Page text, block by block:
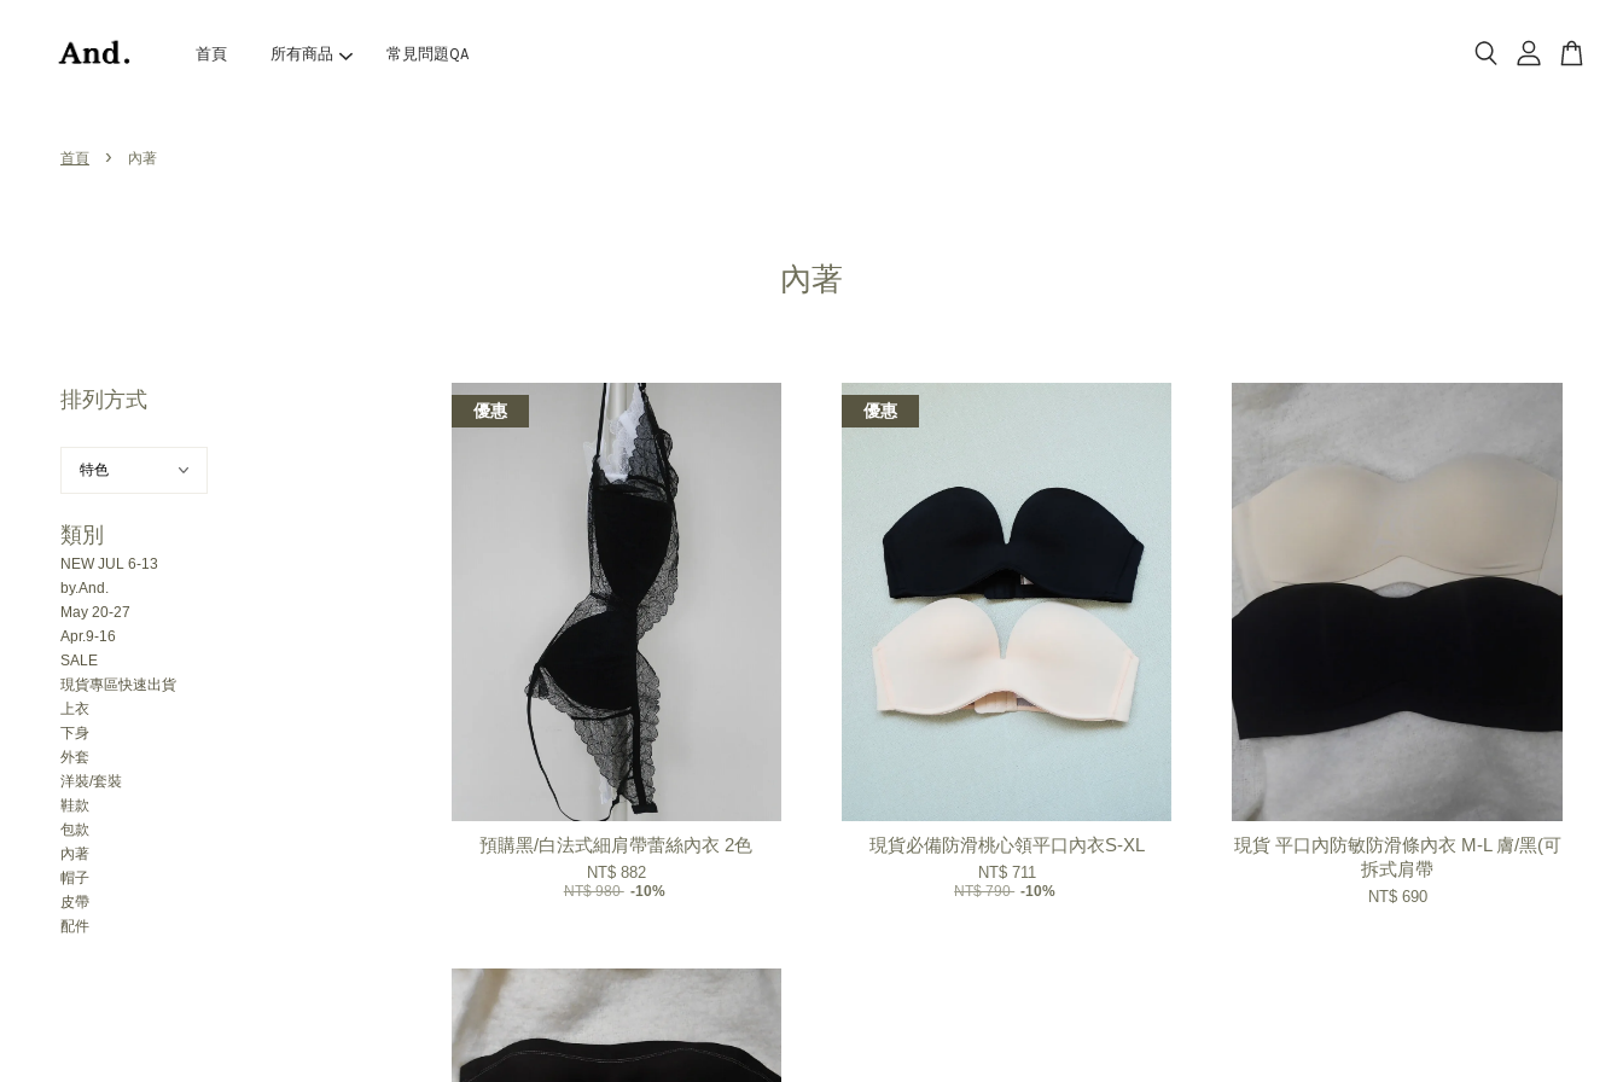
首頁 所有商品 常見問題QA
首頁 › 內著
內著
排列方式
類別
NEW JUL 6-13
by.And.
May 20-27
Apr.9-16
SALE
現貨專區快速出貨
上衣
下身
外套
洋裝/套裝
鞋款
包款
內著
帽子
皮帶
配件
優惠
預購黑/白法式細肩帶蕾絲內衣 2色
NT$ 882
NT$ 980 -10%
優惠
現貨必備防滑桃心領平口內衣S-XL
NT$ 711
NT$ 790 -10%
現貨 平口內防敏防滑條內衣 M-L 膚/黑(可
拆式肩帶
NT$ 690
繼續購物